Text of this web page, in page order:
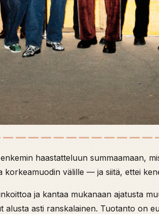
haastatteluun summaamaan,
välille — ja siitä, ettei
ja kantaa mukanaan ajatusta
asti ranskalainen. Tuotanto on